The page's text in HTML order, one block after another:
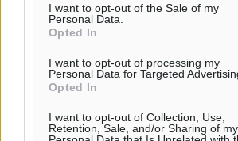
I want to opt-out of the Sale of my
Personal Data.
Opted In
I want to opt-out of processing my
Personal Data for Targeted
Opted In
I want to opt-out of Collection, Use,
Retention, Sale, and/or Sharing of my
Ροή ειδήσεων
Καιρός «hot – dry – windy» τις
χώρα